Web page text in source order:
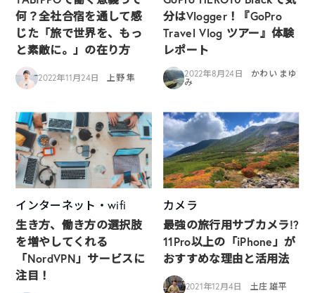
何？全社合宿を通して感
じた「旅で世界を、もっ
と素敵に。」の在り方
2022年11月24日 上野 隼
分はVlogger！『GoPro
Travel Vlog ツアー』体験
レポート
2022年8月24日
かわい まゆ
み
インターネット・wifi
生き方、働き方の選択肢
を増やしてくれる
「NordVPN」サービスに
注目！
カメラ
最強の旅行用サブカメラ!?
11Pro以上の「iPhone」が
おすすめな理由と活用法
2021年12月4日 土庄 雄平